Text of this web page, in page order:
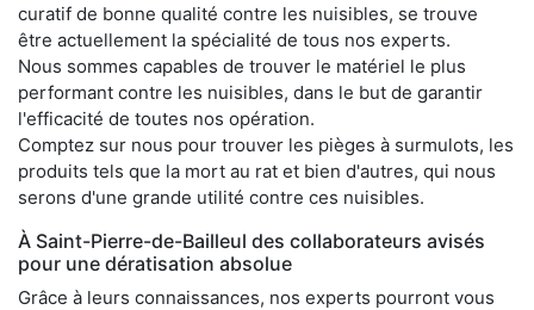
curatif de bonne qualité contre les nuisibles, se trouve
être actuellement la spécialité de tous nos experts.
Nous sommes capables de trouver le matériel le plus
performant contre les nuisibles, dans le but de garantir
l'efficacité de toutes nos opération.
Comptez sur nous pour trouver les pièges à surmulots, les
produits tels que la mort au rat et bien d'autres, qui nous
serons d'une grande utilité contre ces nuisibles.
À Saint-Pierre-de-Bailleul des collaborateurs avisés
pour une dératisation absolue
Grâce à leurs connaissances, nos experts pourront vous